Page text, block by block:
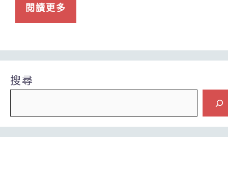
閱讀更多
搜尋